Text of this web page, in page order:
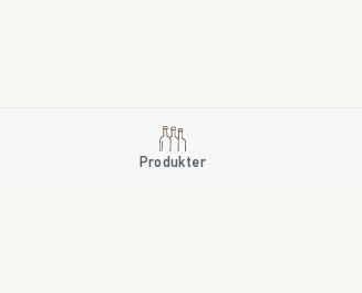
Produkter